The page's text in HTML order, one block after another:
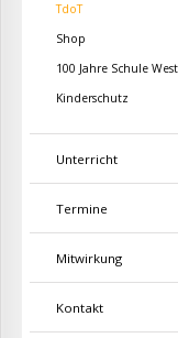
TdoT
Shop
100 Jahre Schule West
Kinderschutz
Unterricht
Termine
Mitwirkung
Kontakt